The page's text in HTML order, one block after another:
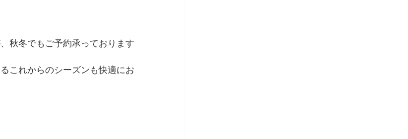
秋冬でもご予約承っております
これからのシーズンも快適にお